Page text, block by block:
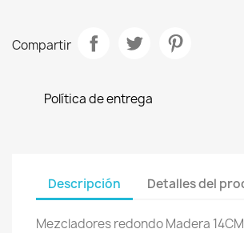
Compartir
Política de entrega
Descripción Detalles del
Mezcladores redondo Madera 14CM